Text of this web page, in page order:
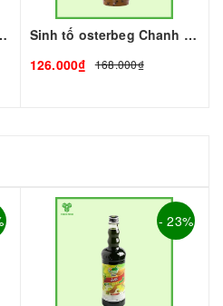
Trà Sữa - TOBEE FOOD
Sinh tố osterbeg Chanh Dây 1L I Nguyên Liệu Pha Chế - Trà Trái Cây - Tobee Food
126.000₫
168.000₫
- 23%